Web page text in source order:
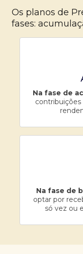
Os planos de
fases:
Na fase de
contribuições
Na fase de
optar por
só vez ou